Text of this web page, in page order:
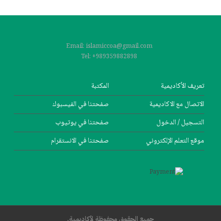
Post navigation
Email: islamiccoa@gmail.com
Tel: +989359882898
تعریف الأکادیمیة
الاتصال مع الاکادیمیة
التسجیل / الدخول
موقع التعلم الإلکتروني
المکتبة
صفحتنا في الفيسبوك
صفحتنا في یوتیوب
صفحتنا في الانستقرام
جميع الحقوق محفوظة لأكاديمية.